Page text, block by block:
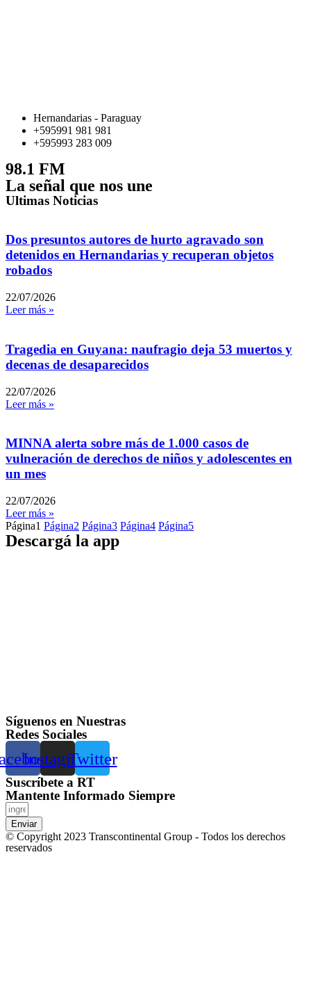
Hernandarias - Paraguay
+595991 981 981
+595993 283 009
98.1 FM
La señal que nos une
Ultimas Noticias
Dos presuntos autores de hurto agravado son
detenidos en Hernandarias y recuperan objetos
robados
22/07/2026
Leer más »
Tragedia en Guyana: naufragio deja 53 muertos y
decenas de desaparecidos
22/07/2026
Leer más »
MINNA alerta sobre más de 1.000 casos de
vulneración de derechos de niños y adolescentes en
un mes
22/07/2026
Leer más »
Página1 Página2 Página3 Página4 Página5
Descargá la app
Síguenos en Nuestras
Redes Sociales
InstagramTwitter
Suscríbete a RT
Mantente Informado Siempre
Enviar
© Copyright 2023 Transcontinental Group - Todos los derechos
reservados